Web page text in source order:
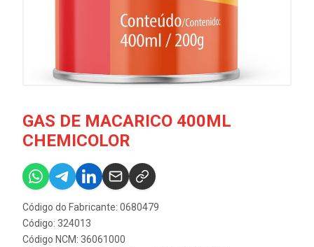
GAS DE MACARICO 400ML
CHEMICOLOR
Código do Fabricante: 0680479
Código: 324013
Código NCM: 36061000